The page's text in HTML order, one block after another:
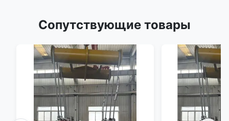
Сопутствующие товары